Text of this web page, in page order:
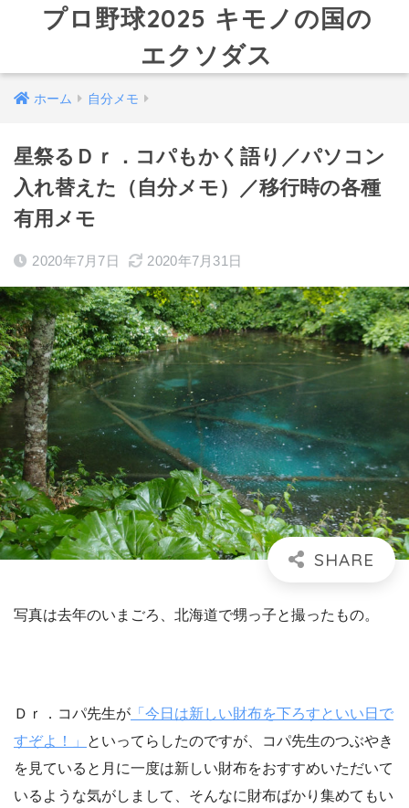
プロ野球2025 キモノの国の
エクソダス
ホーム 自分メモ
星祭るＤｒ．コパもかく語り／パソコン
入れ替えた（自分メモ）／移行時の各種
有用メモ
2020年7月7日 2020年7月31日
写真は去年のいまごろ、北海道で甥っ子と撮ったもの。
Ｄｒ．コパ先生が 「今日は新しい財布を下ろすといい日で
すぞよ！」
といってらしたのですが、コパ先生のつぶやき
を見ていると月に一度は新しい財布をおすすめいただいて
いるような気がしまして、そんなに財布ばかり集めてもい